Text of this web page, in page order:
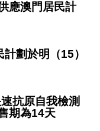
應澳門居民計
劃於明（15）
抗原自我檢測
期為14天